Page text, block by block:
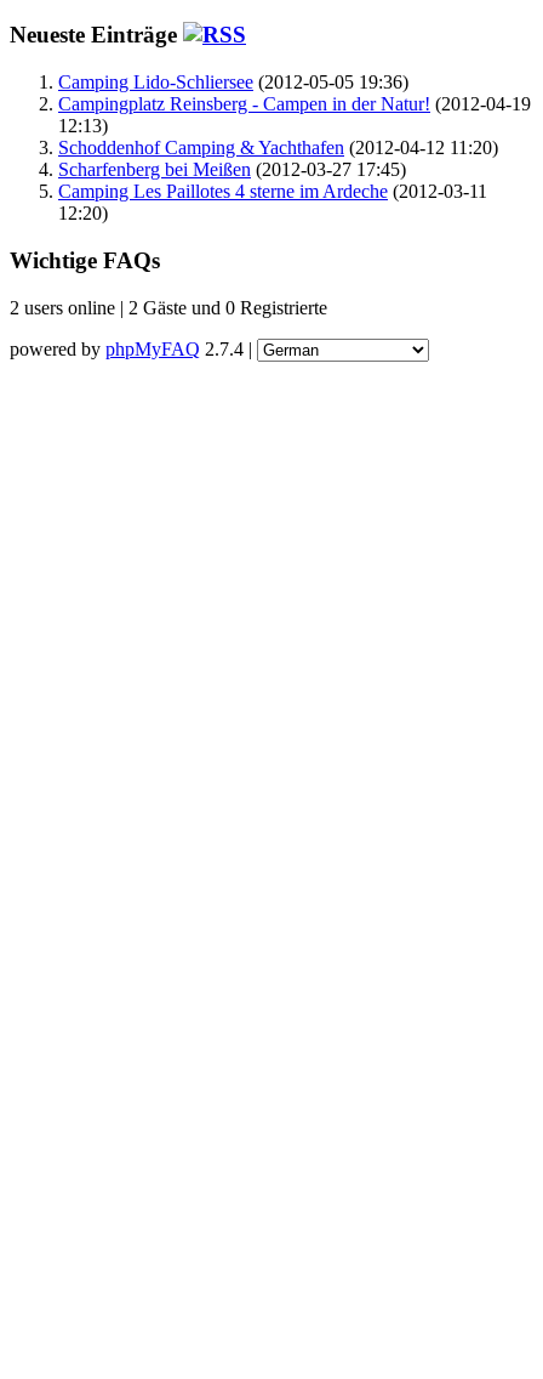
Neueste Einträge
Camping Lido-Schliersee (2012-05-05 19:36)
Campingplatz Reinsberg - Campen in der Natur! (2012-04-19
12:13)
Schoddenhof Camping & Yachthafen (2012-04-12 11:20)
Scharfenberg bei Meißen (2012-03-27 17:45)
Camping Les Paillotes 4 sterne im Ardeche (2012-03-11
12:20)
Wichtige FAQs
2 users online | 2 Gäste und 0 Registrierte
powered by phpMyFAQ 2.7.4 |